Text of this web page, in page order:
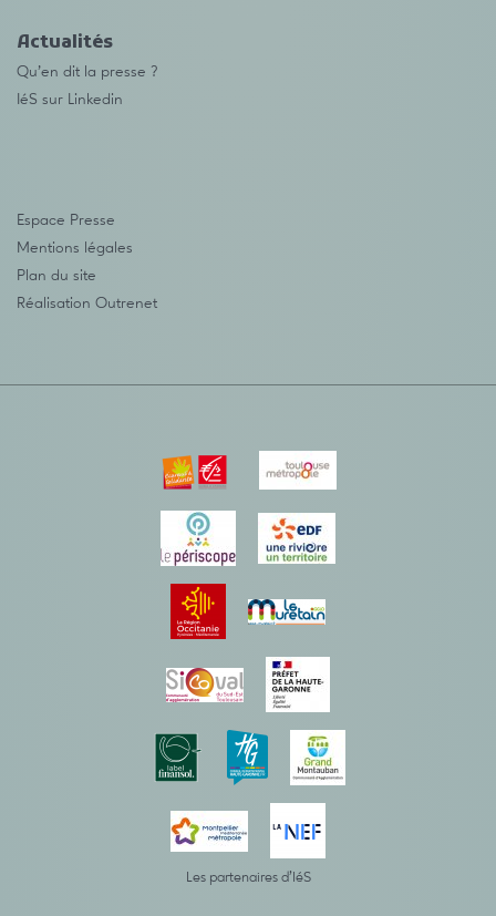
Actualités
Qu’en dit la presse ?
IéS sur Linkedin
Espace Presse
Mentions légales
Plan du site
Réalisation Outrenet
Les partenaires d’IéS